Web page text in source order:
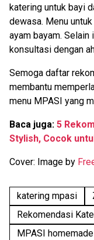
katering untuk bayi
dewasa. Menu
ayam bayam. Selain
konsultasi dengan
Semoga daftar
membantu
menu MPASI yang
Baca juga: 5
Stylish, Cocok
Cover: Image by
katering mpasi
Rekomendasi
MPASI homemade